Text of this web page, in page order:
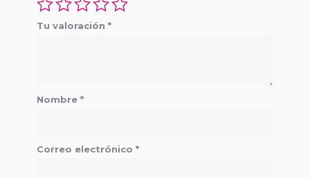
Tu valoración *
Nombre *
Correo electrónico *